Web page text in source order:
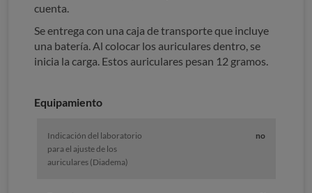
cuenta.
Se entrega con una caja de transporte que incluye
una batería. Al colocar los auriculares dentro, se
inicia la carga. Estos auriculares pesan 12 gramos.
Equipamiento
Indicación del laboratorio
para el ajuste de los
auriculares (Diadema)
no